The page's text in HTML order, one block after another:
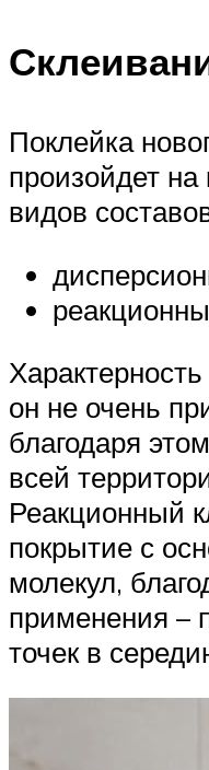
Поклейка
произойдет на
видов
он не очень
благодаря
всей
Реакционный
покрытие с
молекул,
применения –
точек в